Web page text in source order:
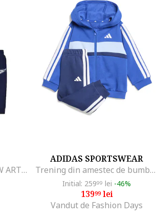
Trening copii NKB B NSW ART OF PLAY FT FZ SE, Bumbac, Albastru, Albastru
ADIDAS SPORTSWEAR
Trening din amestec de bumbac cu imprimeu logo, Alb/Albastru royal
Initial: 25999 lei -46%
13999lei
Vandut de Fashion Days